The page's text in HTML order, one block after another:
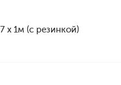
1м (с резинкой)